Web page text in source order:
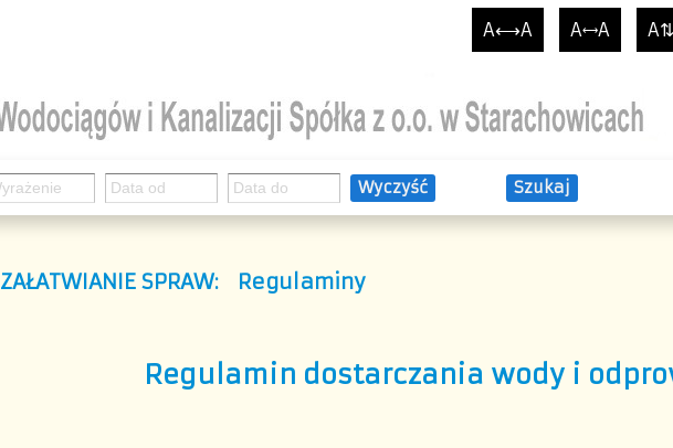
A⟷A
A⟷A
Wyczyść Szukaj
ZAŁATWIANIE SPRAW: Regulaminy
Regulamin dostarczania wody i